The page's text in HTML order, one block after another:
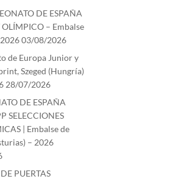
DE ESPAÑA
OLÍMPICO – Embalse
03/08/2026
de Europa Junior y
Szeged (Hungría)
28/07/2026
DE ESPAÑA
SELECCIONES
| Embalse de
– 2026
PUERTAS